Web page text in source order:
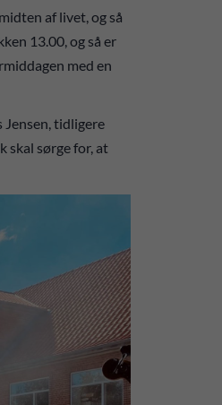
af livet, og så
13.00, og så er
med en
tidligere
skal sørge for, at